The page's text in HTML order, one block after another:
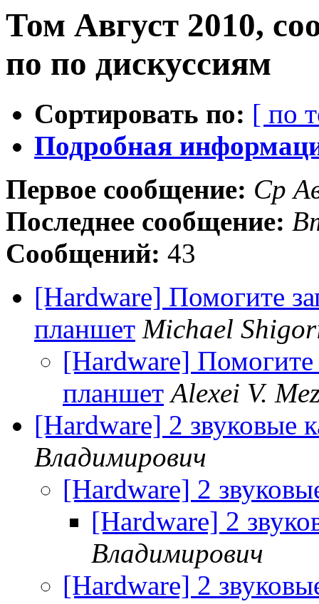
Том Август 2010,
по по дискуссиям
Сортировать по: [ по
Подробная
Первое сообщение: Ср
Последнее сообщение:
Сообщений: 43
[Hardware] Помогите
планшет Michael
[Hardware] Помогите
планшет Alexei V.
[Hardware] 2 звуковые
Владимирович
[Hardware] 2
[Hardware] 2
Владимирович
[Hardware] 2